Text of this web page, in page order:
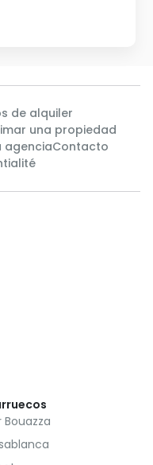
de alquiler
una propiedad
agenciaContacto